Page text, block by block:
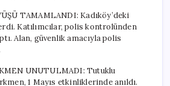
TAMAMLANDI: Kadıköy’deki
Katılımcılar, polis kontrolünden
Alan, güvenlik amacıyla polis
UNUTULMADI: Tutuklu
1 Mayıs etkinliklerinde anıldı.